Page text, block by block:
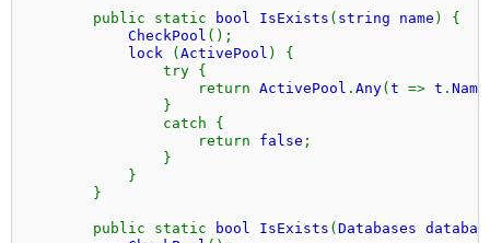
public static bool IsExists ( string name ) {
CheckPool ();
lock
( ActivePool ) {
try {
return ActivePool . Any( t => t .
}
catch {
return false ;
}
}
}
public static bool IsExists ( Databases